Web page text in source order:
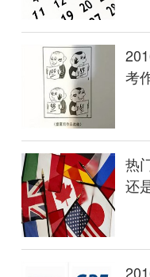
考
热
还